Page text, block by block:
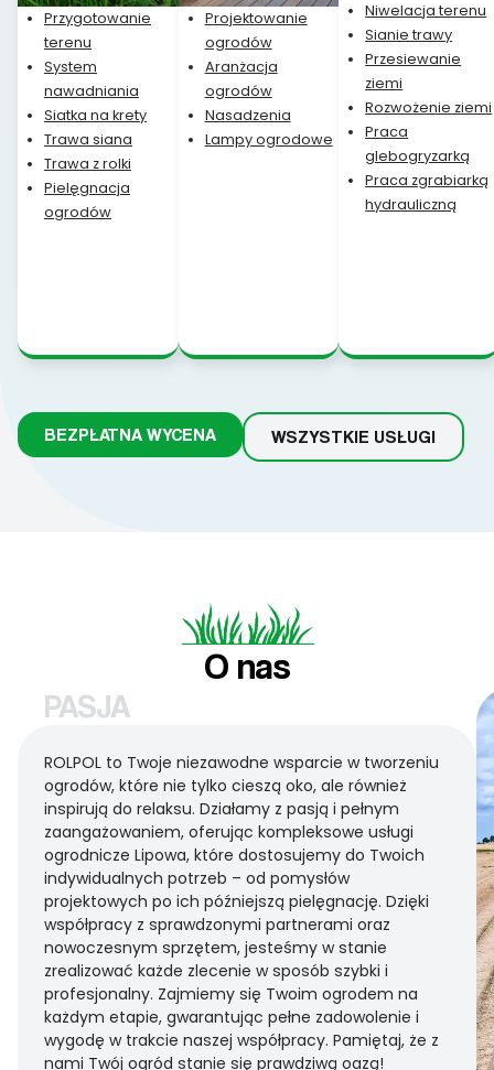
Przygotowanie
terenu
System
nawadniania
Siatka na krety
Trawa siana
Trawa z rolki
Pielęgnacja
ogrodów
Projektowanie
ogrodów
Aranżacja
ogrodów
Nasadzenia
Lampy ogrodowe
Niwelacja terenu
Sianie trawy
Przesiewanie
ziemi
Rozwożenie ziemi
Praca
glebogryzarką
Praca zgrabiarką
hydrauliczną
BEZPŁATNA WYCENA WSZYSTKIE USŁUGI
O nas
PASJA
ROLPOL to Twoje niezawodne wsparcie w tworzeniu
ogrodów, które nie tylko cieszą oko, ale również
inspirują do relaksu. Działamy z pasją i pełnym
zaangażowaniem, oferując kompleksowe usługi
ogrodnicze Lipowa, które dostosujemy do Twoich
indywidualnych potrzeb – od pomysłów
projektowych po ich późniejszą pielęgnację. Dzięki
współpracy z sprawdzonymi partnerami oraz
nowoczesnym sprzętem, jesteśmy w stanie
zrealizować każde zlecenie w sposób szybki i
profesjonalny. Zajmiemy się Twoim ogrodem na
każdym etapie, gwarantując pełne zadowolenie i
wygodę w trakcie naszej współpracy. Pamiętaj, że z
nami Twój ogród stanie się prawdziwą oazą!